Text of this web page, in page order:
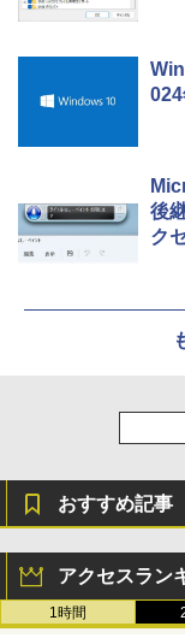
後
ク
おすすめ記事
アクセスラン
1時間